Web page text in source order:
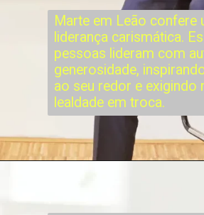
Marte em Leão confere
liderança carismática.
pessoas lideram com
generosidade,
ao seu redor e exigindo
lealdade em troca.